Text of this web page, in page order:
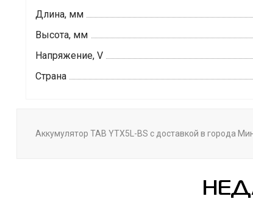
Длина, мм
Высота, мм
Напряжение, V
Страна
Аккумулятор TAB YTX5L-BS с доставкой в города